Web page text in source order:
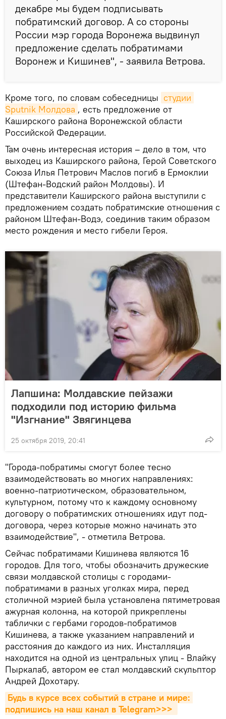
декабре мы будем подписывать
побратимский договор. А со стороны
России мэр города Воронежа выдвинул
предложение сделать побратимами
Воронеж и Кишинев", - заявила Ветрова.
Кроме того, по словам собеседницы студии
Sputnik Молдова , есть предложение от
Каширского района Воронежской области
Российской Федерации.
Там очень интересная история – дело в том, что
выходец из Каширского района, Герой Советского
Союза Илья Петрович Маслов погиб в Ермоклии
(Штефан-Водский район Молдовы). И
представители Каширского района выступили с
предложением создать побратимские отношения с
районом Штефан-Водэ, соединив таким образом
место рождения и место гибели Героя.
Лапшина: Молдавские пейзажи
подходили под историю фильма
"Изгнание" Звягинцева
25 октября 2019, 20:41
"Города-побратимы смогут более тесно
взаимодействовать во многих направлениях:
военно-патриотическом, образовательном,
культурном, потому что к каждому основному
договору о побратимских отношениях идут под-
договора, через которые можно начинать это
взаимодействие", - отметила Ветрова.
Сейчас побратимами Кишинева являются 16
городов. Для того, чтобы обозначить дружеские
связи молдавской столицы с городами-
побратимами в разных уголках мира, перед
столичной мэрией была установлена пятиметровая
ажурная колонна, на которой прикреплены
таблички с гербами городов-побратимов
Кишинева, а также указанием направлений и
расстояния до каждого из них. Инсталляция
находится на одной из центральных улиц - Влайку
Пыркалаб, автором ее стал молдавский скульптор
Андрей Дохотару.
Будь в курсе всех событий в стране и мире:
подпишись на наш канал в Telegram>>>